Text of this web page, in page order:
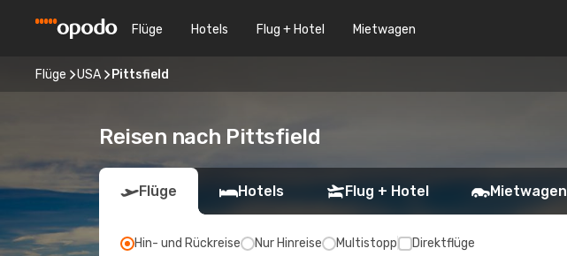
Flüge Hotels Flug + Hotel Mietwagen
Flüge USA Pittsfield
Reisen nach Pittsfield
Flüge Hotels Flug + Hotel Mietwagen
Hin- und Rückreise Nur Hinreise Multistopp Direktflüge